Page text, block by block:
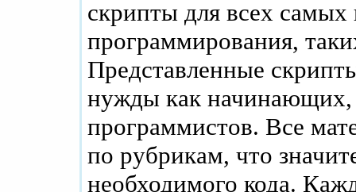
скрипты для всех
программирования,
Представленные
нужды как начинающих,
программистов. Все
по рубрикам, что
необходимого кода.